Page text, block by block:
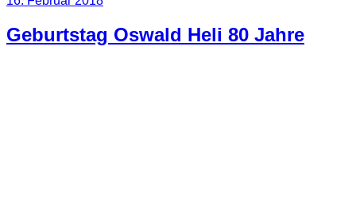
Geburtstag Oswald Heli 80 Jahre